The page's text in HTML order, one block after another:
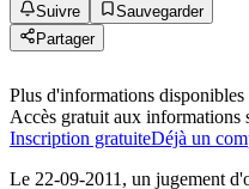
Suivre
Sauvegarder
Partager
Plus d'informations
Accès gratuit aux informations
Inscription gratuiteDéjà un
Le 22-09-2011, un jugement